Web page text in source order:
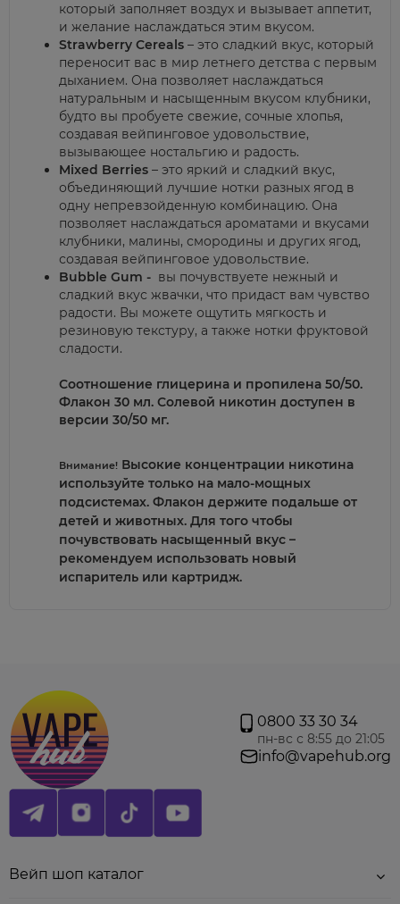
который заполняет воздух и вызывает аппетит,
и желание наслаждаться этим вкусом.
Strawberry Cereals – это сладкий вкус, который
переносит вас в мир летнего детства с первым
дыханием. Она позволяет наслаждаться
натуральным и насыщенным вкусом клубники,
будто вы пробуете свежие, сочные хлопья,
создавая вейпинговое удовольствие,
вызывающее ностальгию и радость.
Mixed Berries – это яркий и сладкий вкус,
объединяющий лучшие нотки разных ягод в
одну непревзойденную комбинацию. Она
позволяет наслаждаться ароматами и вкусами
клубники, малины, смородины и других ягод,
создавая вейпинговое удовольствие.
Bubble Gum - вы почувствуете нежный и
сладкий вкус жвачки, что придаст вам чувство
радости. Вы можете ощутить мягкость и
резиновую текстуру, а также нотки фруктовой
сладости.
Соотношение глицерина и пропилена 50/50.
Флакон 30 мл. Солевой никотин доступен в
версии 30/50 мг.
Внимание! Высокие концентрации никотина
используйте только на мало-мощных
подсистемах. Флакон держите подальше от
детей и животных. Для того чтобы
почувствовать насыщенный вкус –
рекомендуем использовать новый
испаритель или картридж.
0800 33 30 34
пн-вс с 8:55 до 21:05
info@vapehub.org
Вейп шоп каталог